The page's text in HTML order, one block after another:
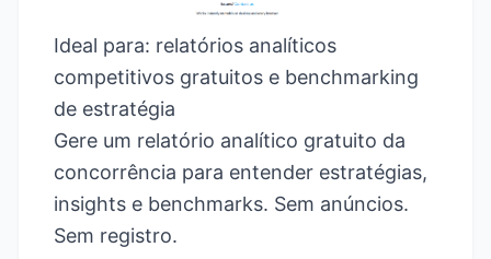
Ideal para: relatórios analíticos
competitivos gratuitos e benchmarking
de estratégia
Gere um relatório analítico gratuito da
concorrência para entender estratégias,
insights e benchmarks. Sem anúncios.
Sem registro.